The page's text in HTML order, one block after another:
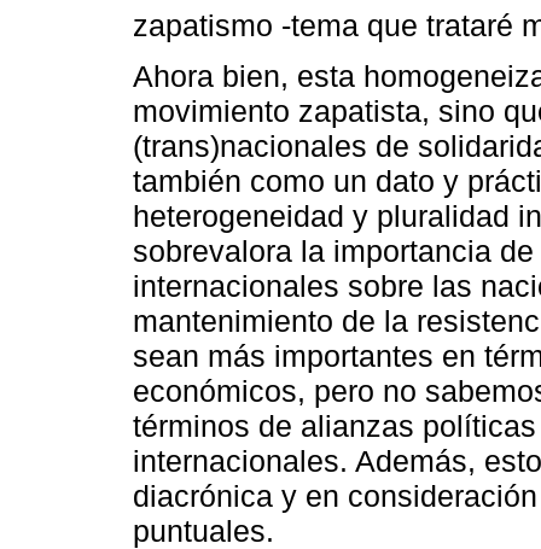
zapatismo -tema que trataré
Ahora bien, esta
movimiento zapatista, sino
(trans)nacionales de
también como un dato y
heterogeneidad y pluralidad
sobrevalora la importancia
internacionales sobre las
mantenimiento de la
sean más importantes en
económicos, pero no
términos de alianzas
internacionales. Además,
diacrónica y en
puntuales.